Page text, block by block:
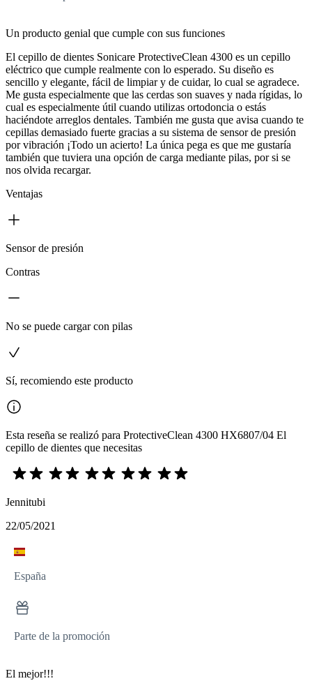
Un producto genial que cumple con sus funciones
El cepillo de dientes Sonicare ProtectiveClean 4300 es un cepillo
eléctrico que cumple realmente con lo esperado. Su diseño es
sencillo y elegante, fácil de limpiar y de cuidar, lo cual se agradece.
Me gusta especialmente que las cerdas son suaves y nada rígidas, lo
cual es especialmente útil cuando utilizas ortodoncia o estás
haciéndote arreglos dentales. También me gusta que avisa cuando te
cepillas demasiado fuerte gracias a su sistema de sensor de presión
por vibración ¡Todo un acierto! La única pega es que me gustaría
también que tuviera una opción de carga mediante pilas, por si se
nos olvida recargar.
Ventajas
Sensor de presión
Contras
No se puede cargar con pilas
Sí, recomiendo este producto
Esta reseña se realizó para ProtectiveClean 4300 HX6807/04 El
cepillo de dientes que necesitas
Jennitubi
22/05/2021
España
Parte de la promoción
El mejor!!!